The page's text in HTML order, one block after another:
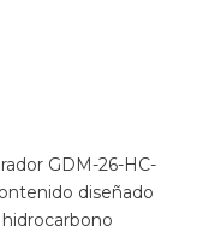
GDM-26-HC-
diseñado